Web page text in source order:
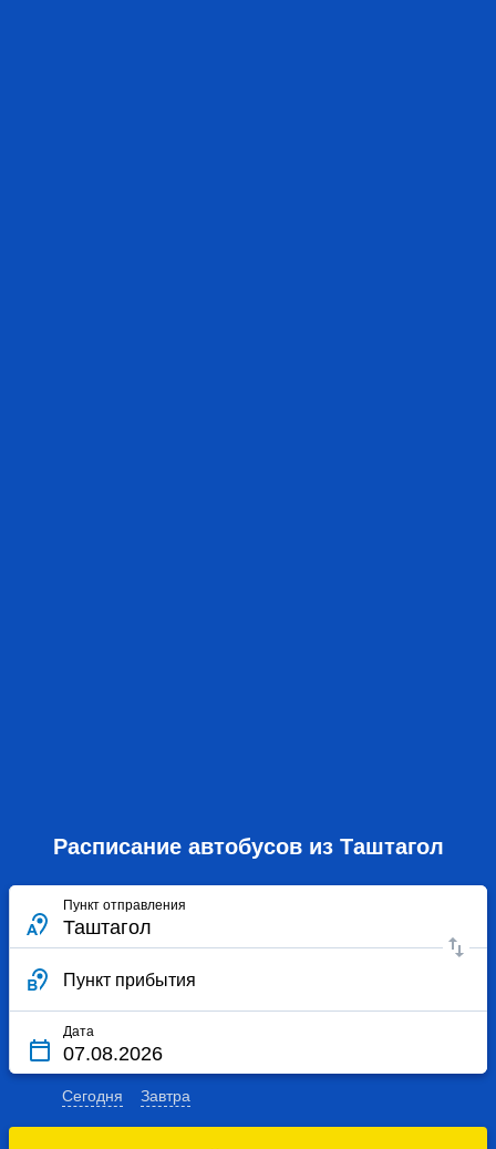
Расписание автобусов из Таштагол
Пункт отправления
Пункт прибытия
Дата
Сегодня Завтра